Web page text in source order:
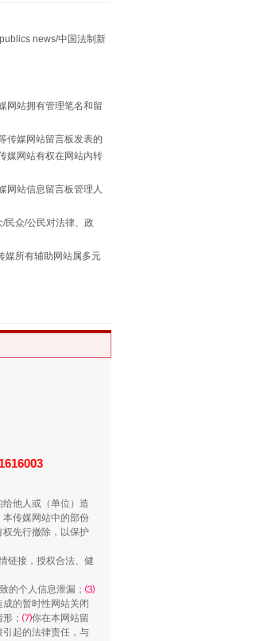
马了
news/中国法制新
网站拥有管理笔名和留
传媒网站留言板发表的
媒网站有权在网站内转
网站信息留言板管理人
民众/公民对法律、政
媒所有辅助网站属多元
他人或（单位）造
传媒网站中的部份
先行撤除，以保护
链接，授权合法、健
的个人信息泄漏； ⑶
的暂时性网站关闭
； ⑺你在本网站留
起的法律责任，与